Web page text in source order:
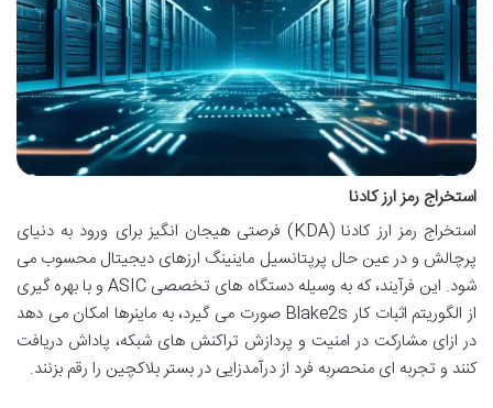
استخراج رمز ارز کادنا
استخراج رمز ارز کادنا (KDA) فرصتی هیجان انگیز برای ورود به دنیای
پرچالش و در عین حال پرپتانسیل ماینینگ ارزهای دیجیتال محسوب می
شود. این فرآیند، که به وسیله دستگاه های تخصصی ASIC و با بهره گیری
از الگوریتم اثبات کار Blake2s صورت می گیرد، به ماینرها امکان می دهد
در ازای مشارکت در امنیت و پردازش تراکنش های شبکه، پاداش دریافت
کنند و تجربه ای منحصربه فرد از درآمدزایی در بستر بلاکچین را رقم بزنند.